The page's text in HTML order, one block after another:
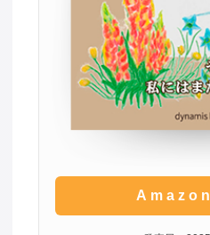
Amazon